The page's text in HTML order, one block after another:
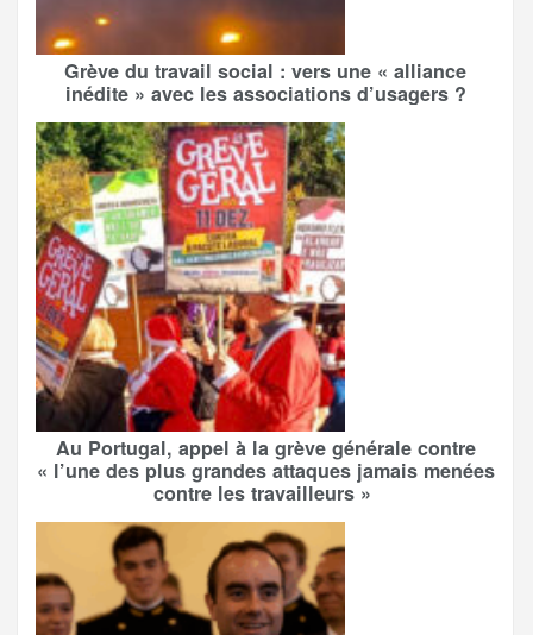
Grève du travail social : vers une « alliance
inédite » avec les associations d’usagers ?
Au Portugal, appel à la grève générale contre
« l’une des plus grandes attaques jamais menées
contre les travailleurs »